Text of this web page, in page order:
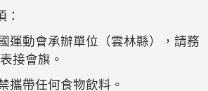
運動會承辦單位（雲林縣），請務
接會旗。
攜帶任何食物飲料。